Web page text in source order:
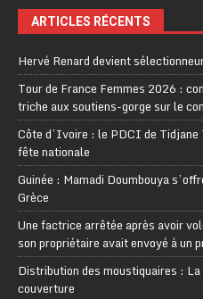
ARTICLES RÉCENTS
Hervé Renard devient
Tour de France Femmes 2026 :
triche aux soutiens-gorge sur le
Côte d’Ivoire : le PDCI de
fête nationale
Guinée : Mamadi Doumbouya
Grèce
Une factrice arrêtée après avoir
son propriétaire avait envoyé à un
Distribution des moustiquaires :
couverture